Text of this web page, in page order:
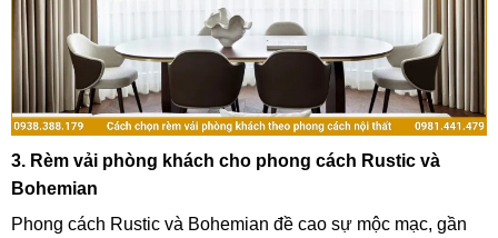
3. Rèm vải phòng khách cho phong cách Rustic và
Bohemian
Phong cách Rustic và Bohemian đề cao sự mộc mạc, gần